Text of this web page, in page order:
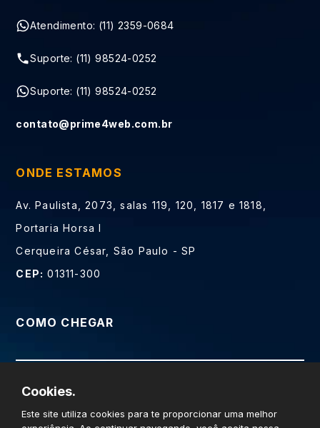
Atendimento: (11) 2359-0684
Suporte: (11) 98524-0252
Suporte: (11) 98524-0252
contato@prime4web.com.br
ONDE ESTAMOS
Av. Paulista, 2073, salas 119, 120, 1817 e 1818,
Portaria Horsa I
Cerqueira César, São Paulo - SP
CEP: 01311-300
COMO CHEGAR
Prime Web Soluções Digitais LTDA - CNPJ
14.694.838/0001-37 © Todos os direitos reservados
Cookies.
Este site utiliza cookies para te proporcionar uma melhor